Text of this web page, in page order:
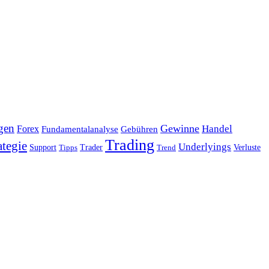
Forex Fundamentalanalyse Gebühren Gewinne Handel
Support Tipps Trader Trading Trend Underlyings Verluste